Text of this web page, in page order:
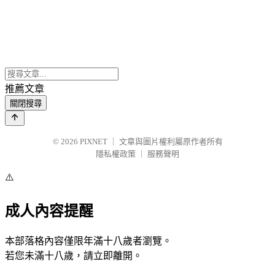
推薦文章
關閉搜尋
© 2026 PIXNET
文章與圖片權利屬原作者所有
隱私權政策
服務聲明
⚠️
成人內容提醒
本部落格內容僅限年滿十八歲者瀏覽。
若您未滿十八歲，請立即離開。